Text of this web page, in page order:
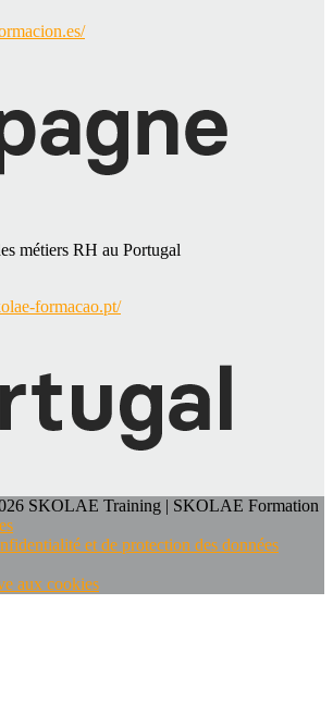
métiers RH au Portugal
formacao.pt/
SKOLAE Training | SKOLAE Formation
et de protection des données
aux cookies